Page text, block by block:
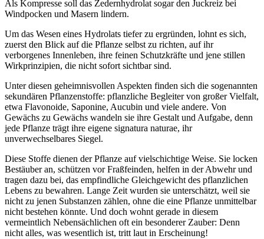
Als Kompresse soll das Zedernhydrolat sogar den Juckreiz bei
Windpocken und Masern lindern.
Um das Wesen eines Hydrolats tiefer zu ergründen, lohnt es sich,
zuerst den Blick auf die Pflanze selbst zu richten, auf ihr
verborgenes Innenleben, ihre feinen Schutzkräfte und jene stillen
Wirkprinzipien, die nicht sofort sichtbar sind.
Unter diesen geheimnisvollen Aspekten finden sich die sogenannten
sekundären Pflanzenstoffe: pflanzliche Begleiter von großer Vielfalt,
etwa Flavonoide, Saponine, Aucubin und viele andere. Von
Gewächs zu Gewächs wandeln sie ihre Gestalt und Aufgabe, denn
jede Pflanze trägt ihre eigene signatura naturae, ihr
unverwechselbares Siegel.
Diese Stoffe dienen der Pflanze auf vielschichtige Weise. Sie locken
Bestäuber an, schützen vor Fraßfeinden, helfen in der Abwehr und
tragen dazu bei, das empfindliche Gleichgewicht des pflanzlichen
Lebens zu bewahren. Lange Zeit wurden sie unterschätzt, weil sie
nicht zu jenen Substanzen zählen, ohne die eine Pflanze unmittelbar
nicht bestehen könnte. Und doch wohnt gerade in diesem
vermeintlich Nebensächlichen oft ein besonderer Zauber: Denn
nicht alles, was wesentlich ist, tritt laut in Erscheinung!